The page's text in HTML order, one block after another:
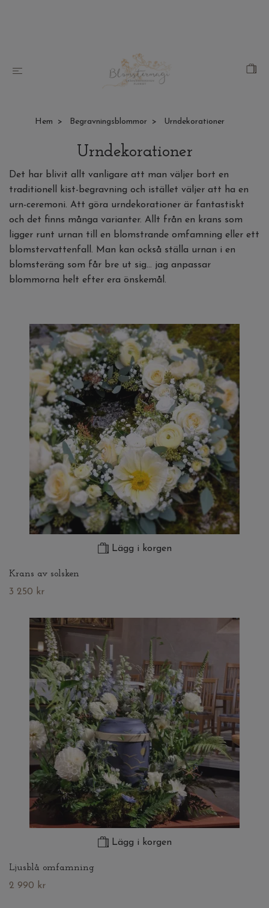
Hem Begravningsblommor Urndekorationer
Urndekorationer
Det har blivit allt vanligare att man väljer bort en
traditionell kist-begravning och istället väljer att ha en
urn-ceremoni. Att göra urndekorationer är fantastiskt
och det finns många varianter. Allt från en krans som
ligger runt urnan till en blomstrande omfamning eller ett
blomstervattenfall. Man kan också ställa urnan i en
blomsteräng som får bre ut sig... jag anpassar
blommorna helt efter era önskemål.
Lägg i korgen
Krans av solsken
3 250 kr
Lägg i korgen
Ljusblå omfamning
2 990 kr